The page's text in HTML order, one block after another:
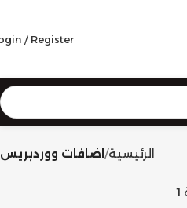
/ Register
الرئيسية اضافات ووردبريس